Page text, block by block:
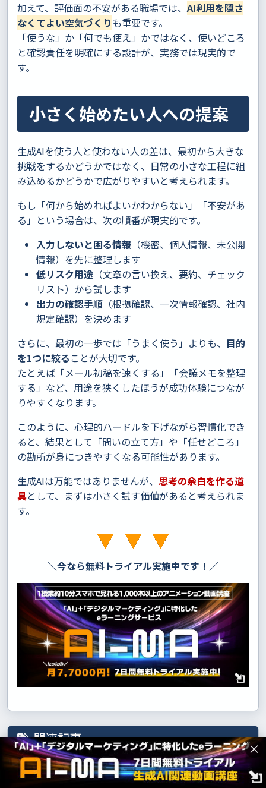
加えて、評価面の不安がある職場では、AI利用を隠さ
なくてよい空気づくりも重要です。
「使うな」か「何でも使え」かではなく、使いどころ
と確認責任を明確にする設計が、実務では現実的で
す。
小さく始めたい人への提案
生成AIを使う人と使わない人の差は、最初から大きな
挑戦をするかどうかではなく、日常の小さな工程に組
み込めるかどうかで広がりやすいと考えられます。
もし「何から始めればよいかわからない」「不安があ
る」という場合は、次の順番が現実的です。
入力しないと困る情報 （機密、個人情報、未公開
情報）を先に整理します
低リスク用途 （文章の言い換え、要約、チェック
リスト）から試します
出力の確認手順 （根拠確認、一次情報確認、社内
規定確認）を決めます
さらに、最初の一歩では「うまく使う」よりも、 目的
を1つに絞る ことが大切です。
たとえば「メール初稿を速くする」「会議メモを整理
する」など、用途を狭くしたほうが成功体験につなが
りやすくなります。
このように、心理的ハードルを下げながら習慣化でき
ると、結果として「問いの立て方」や「任せどころ」
の勘所が身につきやすくなる可能性があります。
生成AIは万能ではありませんが、 思考の余白を作る道
具として、まずは小さく試す価値があると考えられま
す。
＼今なら無料トライアル実施中です！／
関連記事
生成AIでバックオフィス
業務を効率化する方法
×